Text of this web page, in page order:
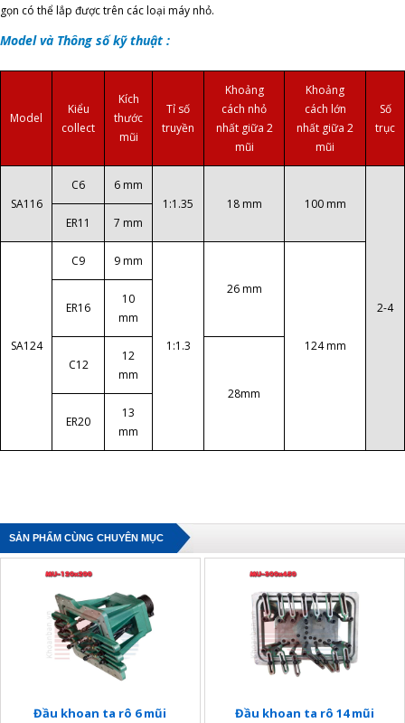
gọn có thể lắp được trên các loại máy nhỏ.
Model và Thông số kỹ thuật :
Model
Kiểu
collect
Kích
thước
mũi
Tỉ số
truyền
Khoảng
cách nhỏ
nhất giữa 2
mũi
Khoảng
cách lớn
nhất giữa 2
mũi
Số
trục
SA116
C6
6 mm
1:1.35
18 mm 100 mm
2-4
ER11 7 mm
SA124
C9 9 mm
1:1.3
26 mm
124 mm
ER16
10
mm
C12
12
mm
28mm
ER20
13
mm
SẢN PHẨM CÙNG CHUYÊN MỤC
Đầu khoan ta rô 6 mũi Đầu khoan ta rô 14 mũi